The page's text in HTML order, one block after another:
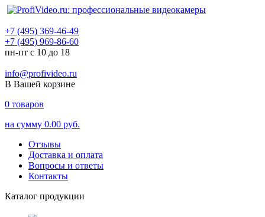
+7 (495) 369-46-49
+7 (495) 969-86-60
пн-пт с 10 до 18
info@profivideo.ru
В Вашей корзине
0 товаров
на сумму 0.00 руб.
Отзывы
Доставка и оплата
Вопросы и ответы
Контакты
Каталог продукции